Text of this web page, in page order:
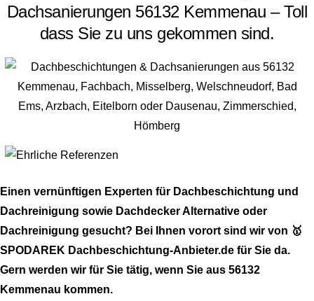
Dachsanierungen 56132 Kemmenau – Toll
dass Sie zu uns gekommen sind.
Einen vernünftigen Experten für Dachbeschichtung und
Dachreinigung sowie Dachdecker Alternative oder
Dachreinigung gesucht? Bei Ihnen vorort sind wir von 🥇
SPODAREK Dachbeschichtung-Anbieter.de für Sie da.
Gern werden wir für Sie tätig, wenn Sie aus 56132
Kemmenau kommen.